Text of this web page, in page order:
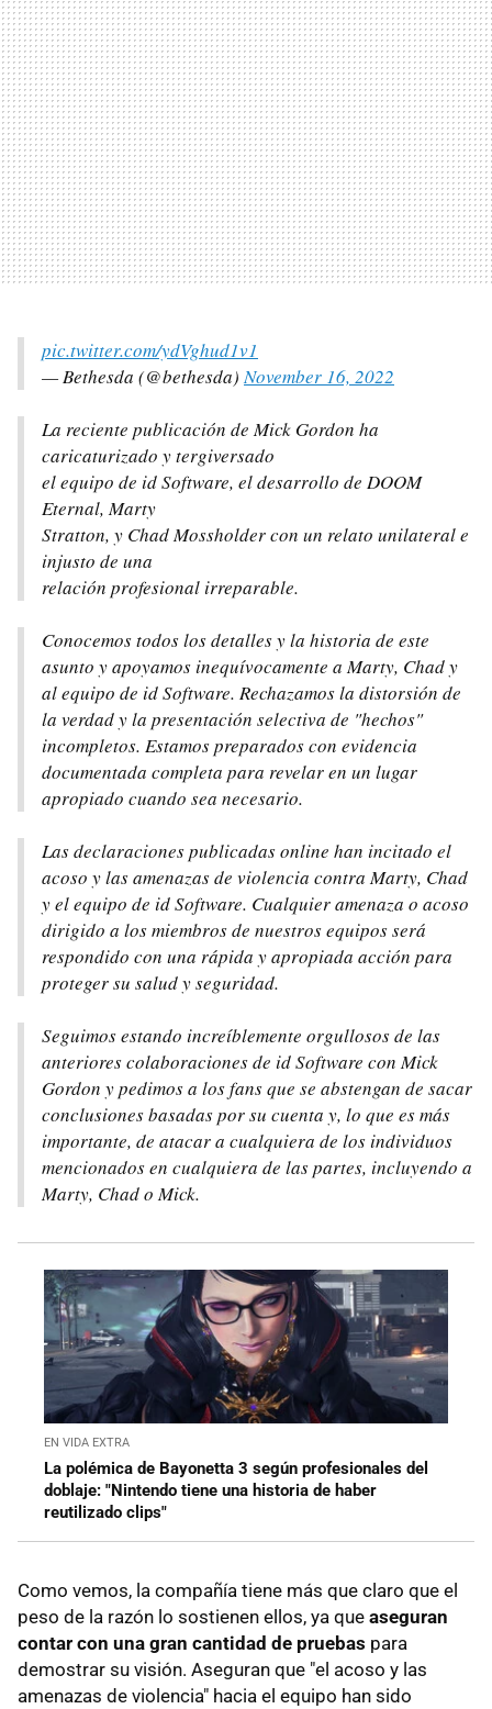
pic.twitter.com/ydVghud1v1
— Bethesda (@bethesda)November 16, 2022
La reciente publicación de Mick Gordon ha
caricaturizado y tergiversado
el equipo de id Software, el desarrollo de DOOM
Eternal, Marty
Stratton, y Chad Mossholder con un relato unilateral e
injusto de una
relación profesional irreparable.
Conocemos todos los detalles y la historia de este
asunto y apoyamos inequívocamente a Marty, Chad y
al equipo de id Software. Rechazamos la distorsión de
la verdad y la presentación selectiva de "hechos"
incompletos. Estamos preparados con evidencia
documentada completa para revelar en un lugar
apropiado cuando sea necesario.
Las declaraciones publicadas online han incitado el
acoso y las amenazas de violencia contra Marty, Chad
y el equipo de id Software. Cualquier amenaza o acoso
dirigido a los miembros de nuestros equipos será
respondido con una rápida y apropiada acción para
proteger su salud y seguridad.
Seguimos estando increíblemente orgullosos de las
anteriores colaboraciones de id Software con Mick
Gordon y pedimos a los fans que se abstengan de sacar
conclusiones basadas por su cuenta y, lo que es más
importante, de atacar a cualquiera de los individuos
mencionados en cualquiera de las partes, incluyendo a
Marty, Chad o Mick.
EN VIDA EXTRA
La polémica de Bayonetta 3 según profesionales del
doblaje: "Nintendo tiene una historia de haber
reutilizado clips"
Como vemos, la compañía tiene más que claro que el
peso de la razón lo sostienen ellos, ya que aseguran
contar con una gran cantidad de pruebas para
demostrar su visión. Aseguran que "el acoso y las
amenazas de violencia" hacia el equipo han sido